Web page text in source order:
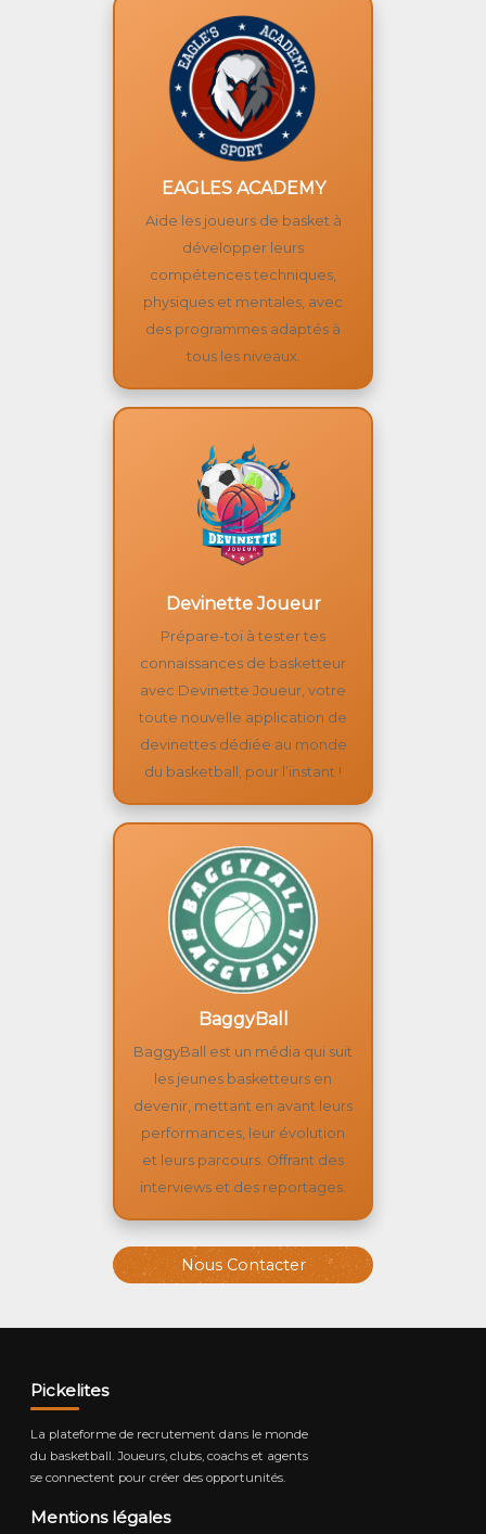
EAGLES ACADEMY
Aide les joueurs de basket à
développer leurs
compétences techniques,
physiques et mentales, avec
des programmes adaptés à
tous les niveaux.
Devinette Joueur
Prépare-toi à tester tes
connaissances de basketteur
avec Devinette Joueur, votre
toute nouvelle application de
devinettes dédiée au monde
du basketball, pour l’instant !
BaggyBall
BaggyBall est un média qui suit
les jeunes basketteurs en
devenir, mettant en avant leurs
performances, leur évolution
et leurs parcours. Offrant des
interviews et des reportages.
Nous Contacter
Pickelites
La plateforme de recrutement dans le monde
du basketball. Joueurs, clubs, coachs et agents
se connectent pour créer des opportunités.
Mentions légales